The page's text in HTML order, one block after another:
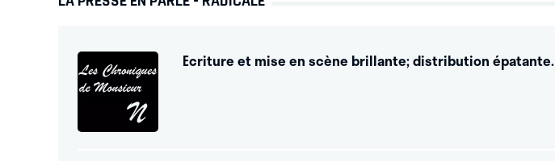
Ecriture et mise en scène brillante; distribution épatante.